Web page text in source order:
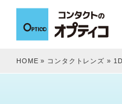
HOME » コンタクトレンズ »